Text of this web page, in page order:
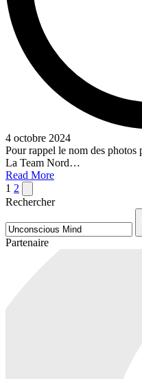
4 octobre 2024
Pour rappel le nom des
La Team Nord…
Read More
Pagination
des
publications
1 2 Next
page
Rechercher
Partenaire